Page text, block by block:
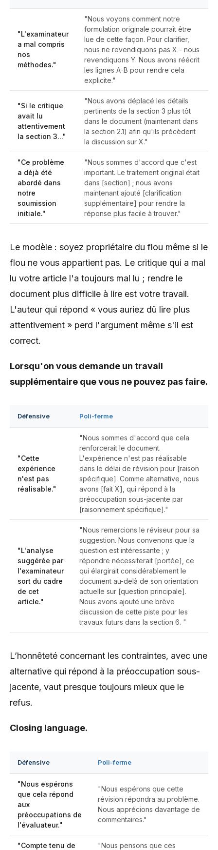
"L'examinateur
a mal compris
nos
méthodes."
"Nous voyons comment notre
formulation originale pourrait être
lue de cette façon. Pour clarifier,
nous ne revendiquons pas X - nous
revendiquons Y. Nous avons réécrit
les lignes A-B pour rendre cela
explicite."
"Si le critique
avait lu
attentivement
la section 3..."
"Nous avons déplacé les détails
pertinents de la section 3 plus tôt
dans le document (maintenant dans
la section 2.1) afin qu'ils précèdent
la discussion sur X."
"Ce problème
a déjà été
abordé dans
notre
soumission
initiale."
"Nous sommes d'accord que c'est
important. Le traitement original était
dans [section] ; nous avons
maintenant ajouté [clarification
supplémentaire] pour rendre la
réponse plus facile à trouver."
Le modèle : soyez propriétaire du flou même si le
flou ne vous appartient pas. Le critique qui a mal
lu votre article l'a toujours mal lu ; rendre le
document plus difficile à lire est votre travail.
L'auteur qui répond « vous auriez dû lire plus
attentivement » perd l'argument même s'il est
correct.
Lorsqu'on vous demande un travail
supplémentaire que vous ne pouvez pas faire.
Défensive Poli-ferme
"Cette
expérience
n'est pas
réalisable."
"Nous sommes d'accord que cela
renforcerait le document.
L'expérience n'est pas réalisable
dans le délai de révision pour [raison
spécifique]. Comme alternative, nous
avons [fait X], qui répond à la
préoccupation sous-jacente par
[raisonnement spécifique]."
"L'analyse
suggérée par
l'examinateur
sort du cadre
de cet
article."
"Nous remercions le réviseur pour sa
suggestion. Nous convenons que la
question est intéressante ; y
répondre nécessiterait [portée], ce
qui élargirait considérablement le
document au-delà de son orientation
actuelle sur [question principale].
Nous avons ajouté une brève
discussion de cette piste pour les
travaux futurs dans la section 6. "
L’honnêteté concernant les contraintes, avec une
alternative qui répond à la préoccupation sous-
jacente, vaut presque toujours mieux que le
refus.
Closing language.
Défensive Poli-ferme
"Nous espérons
que cela répond
aux
préoccupations de
l'évaluateur."
"Nous espérons que cette
révision répondra au problème.
Nous apprécions davantage de
commentaires."
"Compte tenu de
"Nous pensons que ces